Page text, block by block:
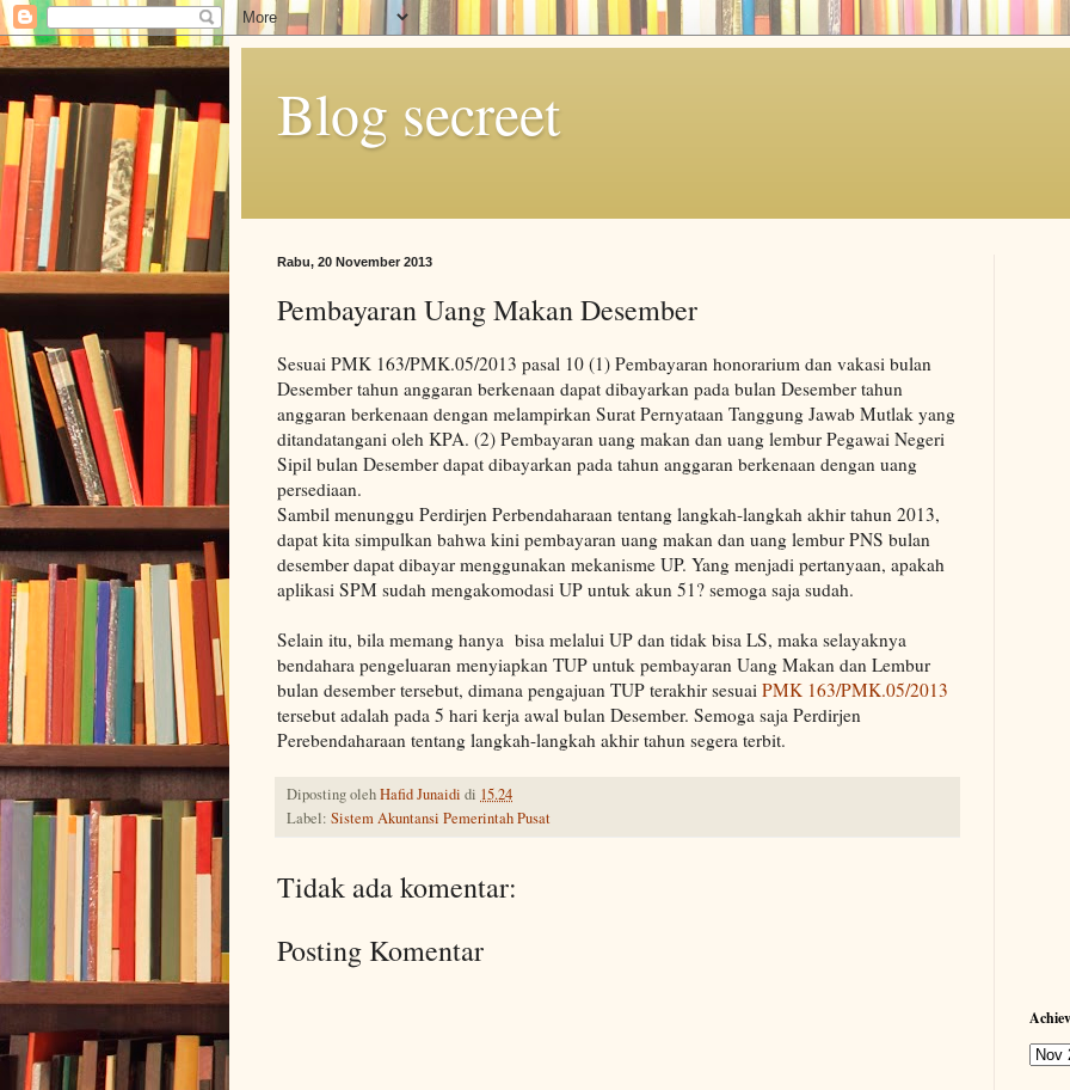
Blog secreet
Rabu, 20 November 2013
Pembayaran Uang Makan Desember
Sesuai PMK 163/PMK.05/2013 pasal 10 (1) Pembayaran honorarium dan vakasi bulan
Desember tahun anggaran berkenaan dapat dibayarkan pada bulan Desember tahun
anggaran berkenaan dengan melampirkan Surat Pernyataan Tanggung Jawab Mutlak yang
ditandatangani oleh KPA. (2) Pembayaran uang makan dan uang lembur Pegawai Negeri
Sipil bulan Desember dapat dibayarkan pada tahun anggaran berkenaan dengan uang
persediaan.
Sambil menunggu Perdirjen Perbendaharaan tentang langkah-langkah akhir tahun 2013,
dapat kita simpulkan bahwa kini pembayaran uang makan dan uang lembur PNS bulan
desember dapat dibayar menggunakan mekanisme UP. Yang menjadi pertanyaan, apakah
aplikasi SPM sudah mengakomodasi UP untuk akun 51? semoga saja sudah.
Selain itu, bila memang hanya bisa melalui UP dan tidak bisa LS, maka selayaknya
bendahara pengeluaran menyiapkan TUP untuk pembayaran Uang Makan dan Lembur
bulan desember tersebut, dimana pengajuan TUP terakhir sesuai PMK 163/PMK.05/2013
tersebut adalah pada 5 hari kerja awal bulan Desember. Semoga saja Perdirjen
Perebendaharaan tentang langkah-langkah akhir tahun segera terbit.
Diposting olehHafid Junaidi di 15.24
Label: Sistem Akuntansi Pemerintah Pusat
Tidak ada komentar:
Posting Komentar